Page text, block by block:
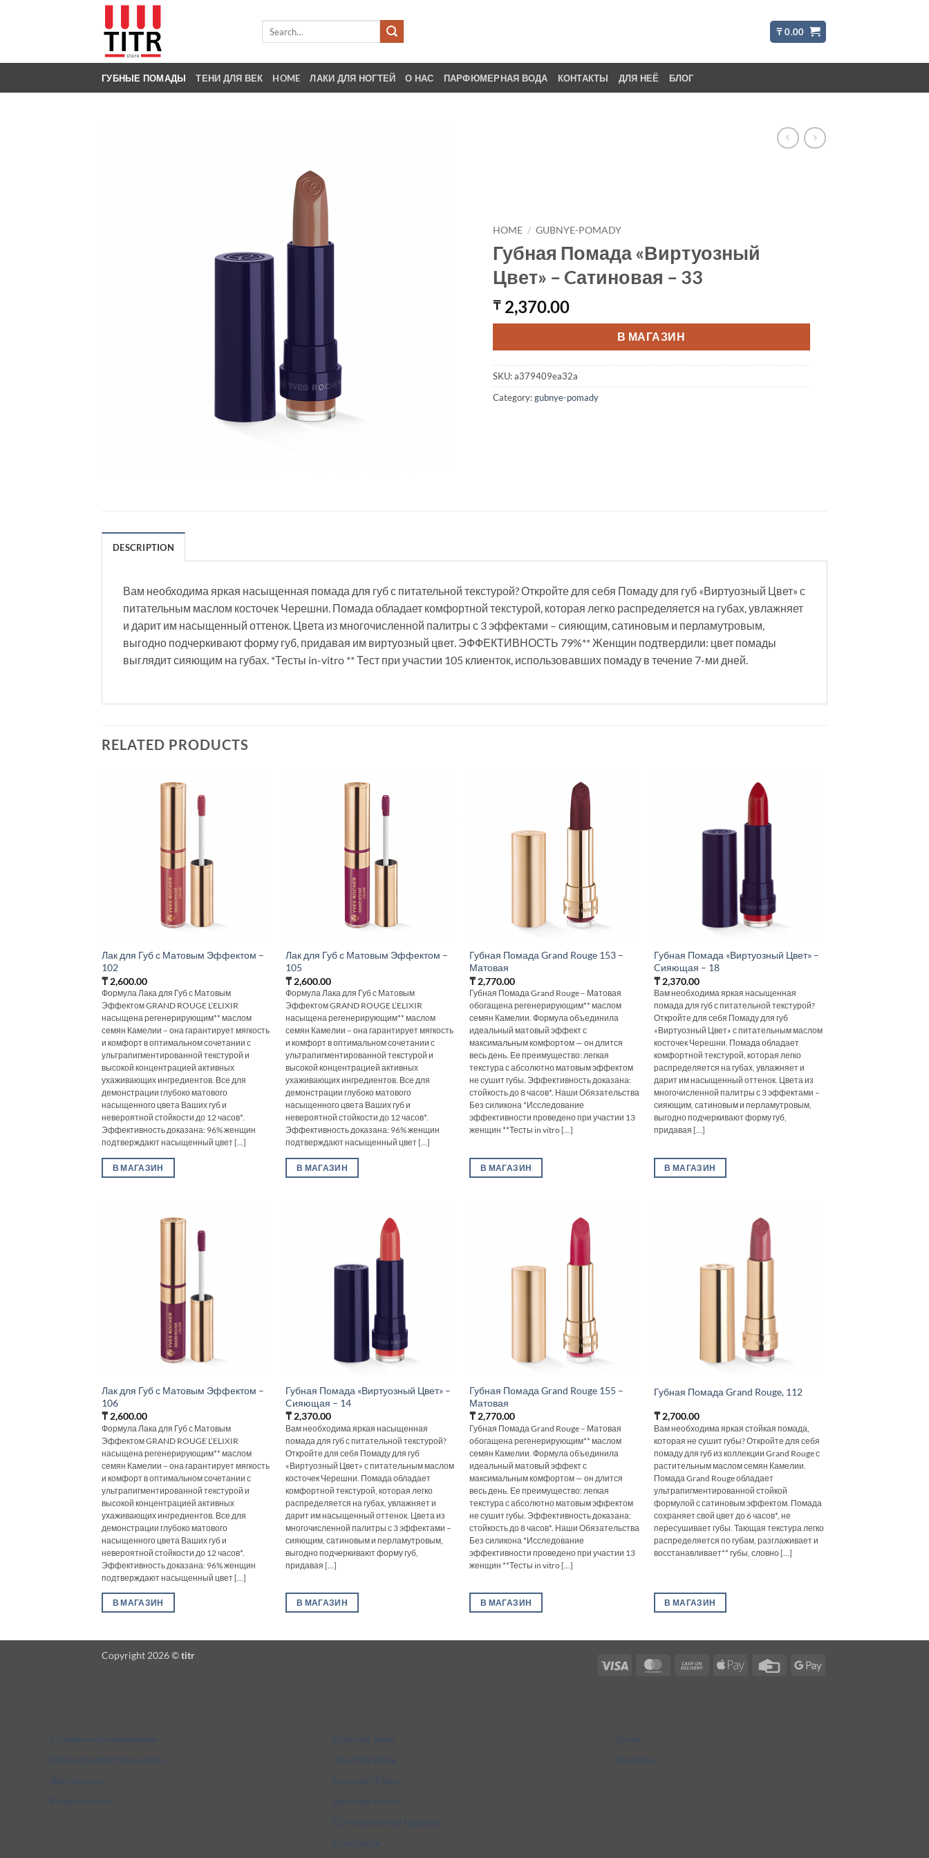
₸0.00
ГУБНЫЕ ПОМАДЫ ТЕНИ ДЛЯ ВЕК HOME ЛАКИ ДЛЯ НОГТЕЙ О НАС ПАРФЮМЕРНАЯ ВОДА КОНТАКТЫ ДЛЯ НЕЁ БЛОГ
HOME / GUBNYE-POMADY
Губная Помада «Виртуозный
Цвет» – Cатиновая – 33
₸2,370.00
В МАГАЗИН
SKU:a379409ea32a
Category:gubnye-pomady
DESCRIPTION
Вам необходима яркая насыщенная помада для губ с питательной текстурой? Откройте для себя Помаду для губ «Виртуозный Цвет» с
питательным маслом косточек Черешни. Помада обладает комфортной текстурой, которая легко распределяется на губах, увлажняет
и дарит им насыщенный оттенок. Цвета из многочисленной палитры с 3 эффектами – сияющим, сатиновым и перламутровым,
выгодно подчеркивают форму губ, придавая им виртуозный цвет. ЭФФЕКТИВНОСТЬ 79%** Женщин подтвердили: цвет помады
выглядит сияющим на губах. *Тесты in-vitro ** Тест при участии 105 клиенток, использовавших помаду в течение 7-ми дней.
RELATED PRODUCTS
Лак для Губ с Матовым Эффектом –
102
₸2,600.00
Формула Лака для Губ с Матовым
Эффектом GRAND ROUGE L’ELIXIR
насыщена регенерирующим** маслом
семян Камелии – она гарантирует мягкость
и комфорт в оптимальном сочетании с
ультрапигментированной текстурой и
высокой концентрацией активных
ухаживающих ингредиентов. Все для
демонстрации глубоко матового
насыщенного цвета Ваших губ и
невероятной стойкости до 12 часов*.
Эффективность доказана: 96% женщин
подтверждают насыщенный цвет [...]
В МАГАЗИН
Лак для Губ с Матовым Эффектом –
105
₸ 2,600.00
Формула Лака для Губ с Матовым
Эффектом GRAND ROUGE L’ELIXIR
насыщена регенерирующим** маслом
семян Камелии – она гарантирует мягкость
и комфорт в оптимальном сочетании с
ультрапигментированной текстурой и
высокой концентрацией активных
ухаживающих ингредиентов. Все для
демонстрации глубоко матового
насыщенного цвета Ваших губ и
невероятной стойкости до 12 часов*.
Эффективность доказана: 96% женщин
подтверждают насыщенный цвет [...]
В МАГАЗИН
Губная Помада Grand Rouge 153 –
Матовая
₸ 2,770.00
Губная Помада Grand Rouge – Матовая
обогащена регенерирующим** маслом
семян Камелии. Формула объединила
идеальный матовый эффект с
максимальным комфортом — он длится
весь день. Ее преимущество: легкая
текстура с абсолютно матовым эффектом
не сушит губы. Эффективность доказана:
стойкость до 8 часов*. Наши Обязательства
Без силикона *Исследование
эффективности проведено при участии 13
женщин **Тесты in vitro [...]
В МАГАЗИН
Губная Помада «Виртуозный Цвет» –
Cияющая – 18
₸2,370.00
Вам необходима яркая насыщенная
помада для губ с питательной текстурой?
Откройте для себя Помаду для губ
«Виртуозный Цвет» с питательным маслом
косточек Черешни. Помада обладает
комфортной текстурой, которая легко
распределяется на губах, увлажняет и
дарит им насыщенный оттенок. Цвета из
многочисленной палитры с 3 эффектами –
сияющим, сатиновым и перламутровым,
выгодно подчеркивают форму губ,
придавая [...]
В МАГАЗИН
Лак для Губ с Матовым Эффектом –
106
₸2,600.00
Формула Лака для Губ с Матовым
Эффектом GRAND ROUGE L’ELIXIR
насыщена регенерирующим** маслом
семян Камелии – она гарантирует мягкость
и комфорт в оптимальном сочетании с
ультрапигментированной текстурой и
высокой концентрацией активных
ухаживающих ингредиентов. Все для
демонстрации глубоко матового
насыщенного цвета Ваших губ и
невероятной стойкости до 12 часов*.
Эффективность доказана: 96% женщин
подтверждают насыщенный цвет [...]
В МАГАЗИН
Губная Помада «Виртуозный Цвет» –
Cияющая – 14
₸2,370.00
Вам необходима яркая насыщенная
помада для губ с питательной текстурой?
Откройте для себя Помаду для губ
«Виртуозный Цвет» с питательным маслом
косточек Черешни. Помада обладает
комфортной текстурой, которая легко
распределяется на губах, увлажняет и
дарит им насыщенный оттенок. Цвета из
многочисленной палитры с 3 эффектами –
сияющим, сатиновым и перламутровым,
выгодно подчеркивают форму губ,
придавая [...]
В МАГАЗИН
Губная Помада Grand Rouge 155 –
Матовая
₸2,770.00
Губная Помада Grand Rouge – Матовая
обогащена регенерирующим** маслом
семян Камелии. Формула объединила
идеальный матовый эффект с
максимальным комфортом — он длится
весь день. Ее преимущество: легкая
текстура с абсолютно матовым эффектом
не сушит губы. Эффективность доказана:
стойкость до 8 часов*. Наши Обязательства
Без силикона *Исследование
эффективности проведено при участии 13
женщин **Тесты in vitro [...]
В МАГАЗИН
Губная Помада Grand Rouge, 112
₸2,700.00
Вам необходима яркая стойкая помада,
которая не сушит губы? Откройте для себя
помаду для губ из коллекции Grand Rouge с
растительным маслом семян Камелии.
Помада Grand Rouge обладает
ультрапигментированной стойкой
формулой с сатиновым эффектом. Помада
сохраняет свой цвет до 6 часов*, не
пересушивает губы. Тающая текстура легко
распределяется по губам, разглаживает и
восстанавливает** губы, словно [...]
В МАГАЗИН
Visa MasterCardCash
Apple
Credit
Google
Copyright 2026 ©titr
Условия использования
Отказ от ответственности
Доступность
Privacy Policy
Editorial Team
How We Work
Accuracy Policy
Sourcing Policy
Corrections and Updates
Contribute
О нас
Контакты